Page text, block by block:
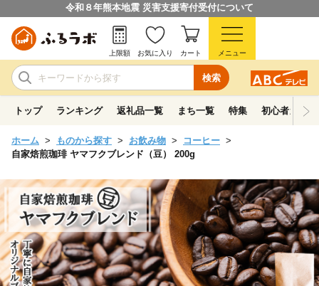
令和８年熊本地震 災害支援寄付受付について
検索
上限額 お気に入り カート メニュー
トップ ランキング 返礼品一覧 まち一覧 特集 初心者ガイド
ホーム ものから探す お飲み物
コーヒー
自家焙煎珈琲 ヤマフクブレンド（豆） 200g